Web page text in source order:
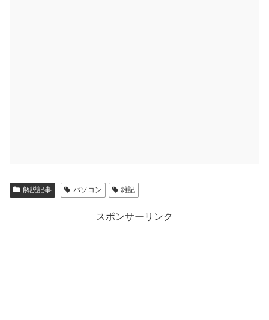
解説記事 パソコン 雑記
スポンサーリンク